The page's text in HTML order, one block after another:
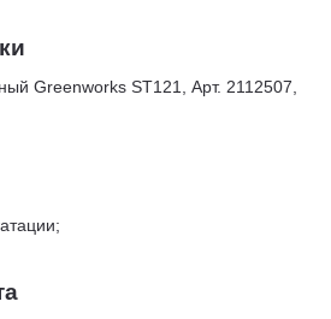
заменой бензиновому
батареей, инструментом и зарядным
производительности и
работы
одной кнопкой, а обороты
Greenworks ST121, Арт. 2112507,